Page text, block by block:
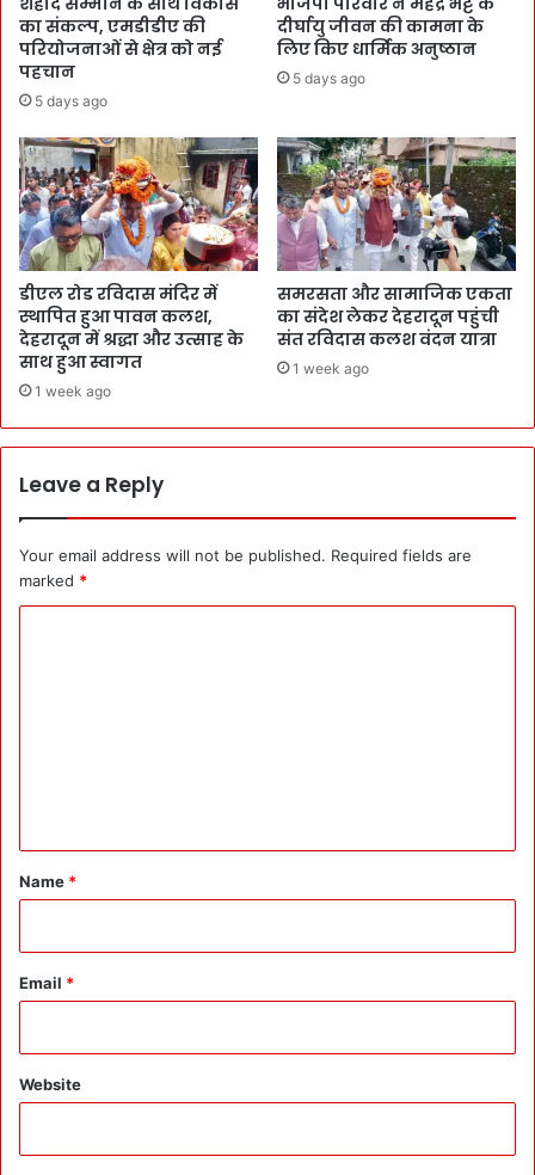
का संकल्प, एमडीडीए की
परियोजनाओं से क्षेत्र को नई
पहचान
5 days ago
दीर्घायु जीवन की कामना के
लिए किए धार्मिक अनुष्ठान
5 days ago
डीएल रोड रविदास मंदिर में
स्थापित हुआ पावन कलश,
देहरादून में श्रद्धा और उत्साह के
साथ हुआ स्वागत
1 week ago
समरसता और सामाजिक एकता
का संदेश लेकर देहरादून पहुंची
संत रविदास कलश वंदन यात्रा
1 week ago
Leave a Reply
Your email address will not be published. Required fields are
marked *
*
Name *
Email *
Website